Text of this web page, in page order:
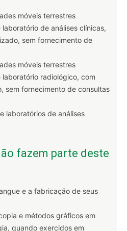
móveis terrestres
de análises clínicas,
sem fornecimento de
móveis terrestres
radiológico, com
sem fornecimento de consultas
laboratórios de análises
fazem parte deste
e a fabricação de seus
e métodos gráficos em
quando exercidos em